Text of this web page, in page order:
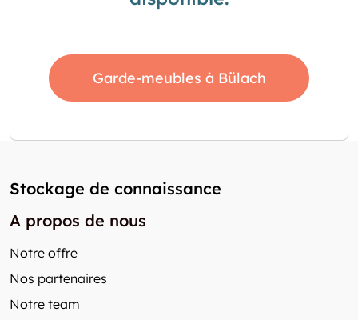
Garde-meubles à Bülach
Stockage de connaissance
A propos de nous
Notre offre
Nos partenaires
Notre team